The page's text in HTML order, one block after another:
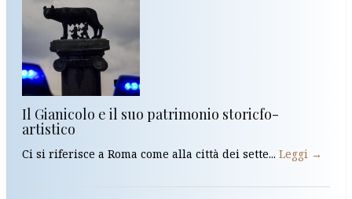
Il Gianicolo e il suo patrimonio storicfo-
artistico
Ci si riferisce a Roma come alla città dei sette... Leggi →